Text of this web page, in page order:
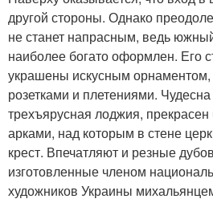
другой стороны. Однако
не станет напрасным, ведь
наиболее богато оформлен. Его
украшены искусным
розетками и плетениями.
трехъярусная лоджия, прекрасен
арками, над которым в стене
крест. Впечатляют и резные
изготовленные членом
художников Украины